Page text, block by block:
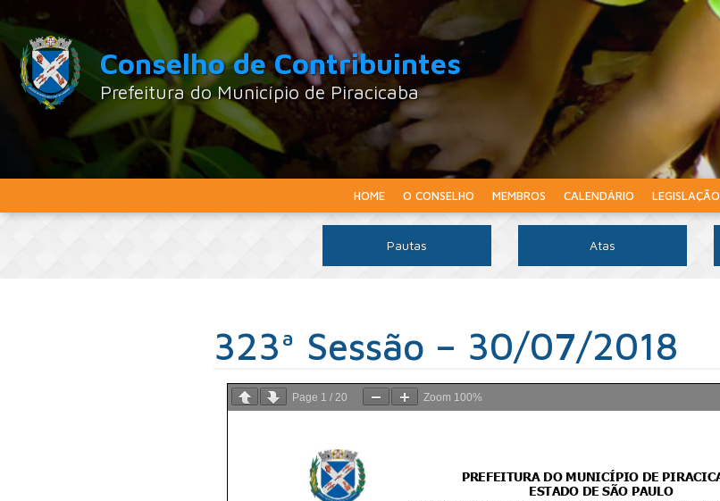
Conselho de Contribuintes
Prefeitura do Município de Piracicaba
HOME O CONSELHO MEMBROS CALENDÁRIO LEGISLAÇÃO
Pautas Atas
323ª Sessão – 30/07/2018
Page 1 / 20 Zoom 100%